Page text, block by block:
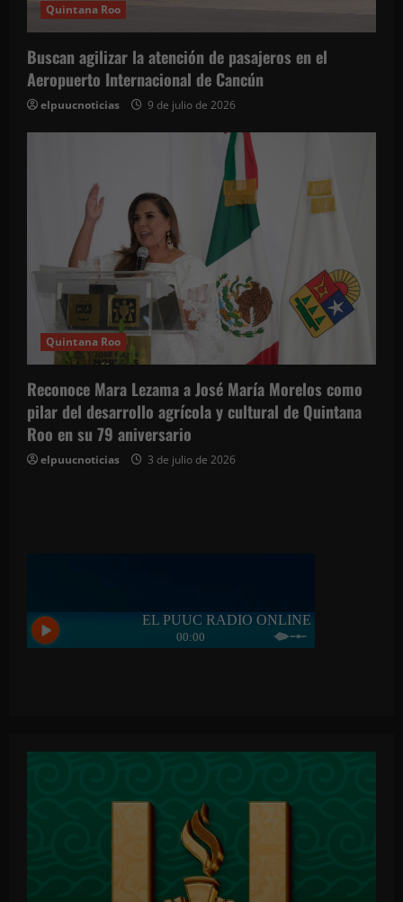
Quintana Roo
Buscan agilizar la atención de pasajeros en el
Aeropuerto Internacional de Cancún
elpuucnoticias 9 de julio de 2026
Quintana Roo
Reconoce Mara Lezama a José María Morelos como
pilar del desarrollo agrícola y cultural de Quintana
Roo en su 79 aniversario
elpuucnoticias 3 de julio de 2026